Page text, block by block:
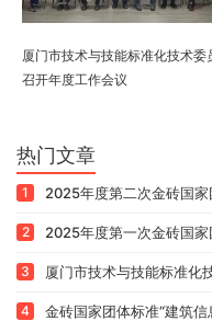
厦门市技术与技能标准化技术委
召开年度工作会议
热门文章
1 2025年度第二次金砖国
2 2025年度第一次金砖国
3 厦门市技术与技能标准化
4 金砖国家团体标准“建筑信息建模（